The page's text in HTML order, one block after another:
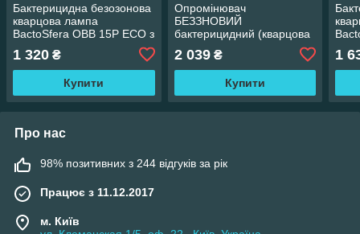
Бактерицидна безозонова
кварцова лампа
BactoSfera OBB 15P ECO з
опромінювач
1 320 ₴
Купити
Опромінювач
БЕЗЗНОВИЙ
бактерицидний (кварцова
30P OF побутовий
переносний з підставкою
2 039₴
Купити
1
Про нас
98% позитивних з 244 відгуків за рік
Працює з 11.12.2017
м. Київ